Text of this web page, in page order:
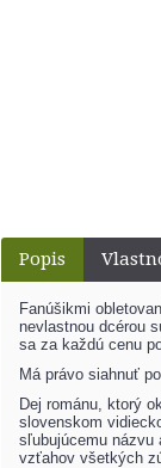
Popis
Fanúšikmi
nevlastnou dcérou
sa za každú cenu
Má právo siahnuť
Dej románu, ktorý
slovenskom
sľubujúcemu názvu
vzťahov všetkých